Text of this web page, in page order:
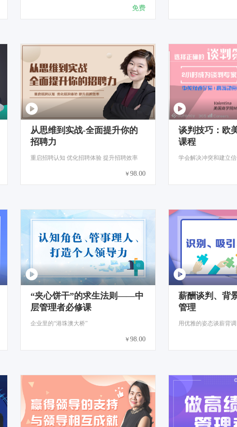
免费
从思维到实战-全面提升你的
招聘力
重启招聘认知 优化招聘体验 提升招聘效率
￥ 98.00
谈判技巧：欧
课程
学会解决冲突和建立
“夹心饼干”的求生法则——中
层管理者必修课
企业里的“港珠澳大桥”
￥ 98.00
薪酬谈判、背
管理
用优雅的姿态谈薪背调